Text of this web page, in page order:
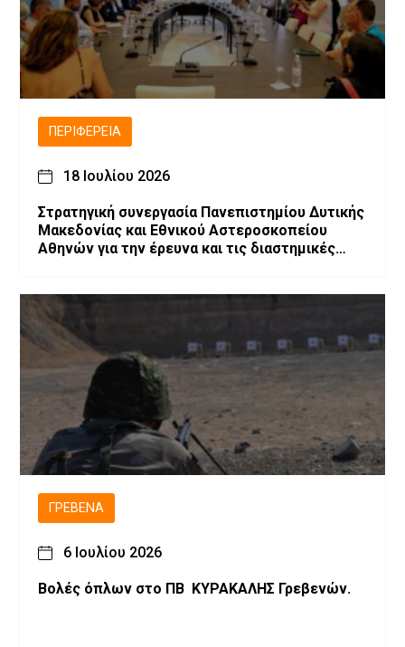
ΠΕΡΙΦΈΡΕΙΑ
18 Ιουλίου 2026
Στρατηγική συνεργασία Πανεπιστημίου Δυτικής
Μακεδονίας και Εθνικού Αστεροσκοπείου
Αθηνών για την έρευνα και τις διαστημικές
ΓΡΕΒΕΝΆ
6 Ιουλίου 2026
Βολές όπλων στο ΠΒ ΚΥΡΑΚΑΛΗΣ Γρεβενών.